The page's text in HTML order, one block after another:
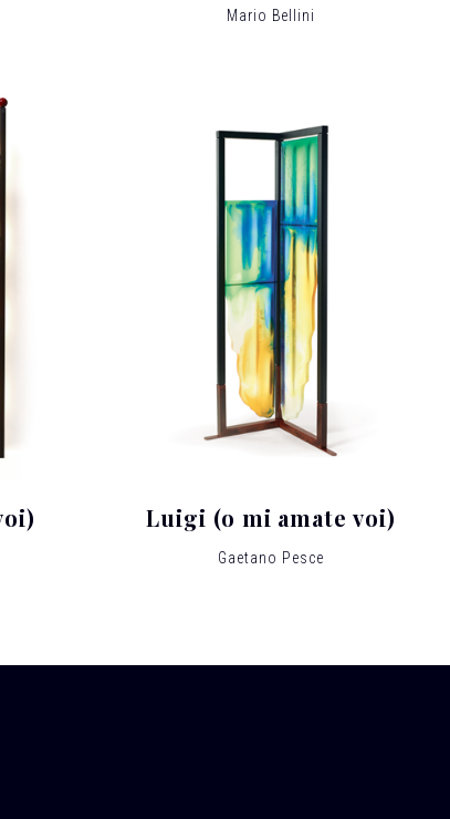
Mario Bellini
Luigi (o mi amate voi)
Gaetano Pesce